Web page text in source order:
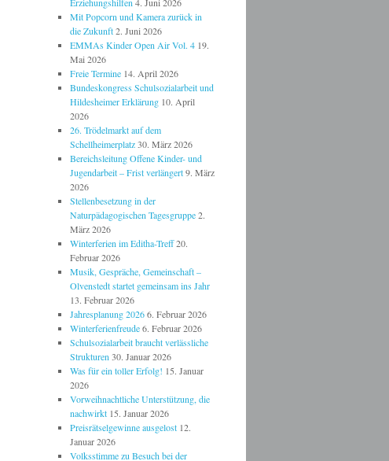
Erziehungshilfen 4. Juni 2026
Mit Popcorn und Kamera zurück in
die Zukunft 2. Juni 2026
EMMAs Kinder Open Air Vol. 4 19.
Mai 2026
Freie Termine 14. April 2026
Bundeskongress Schulsozialarbeit und
Hildesheimer Erklärung 10. April
2026
26. Trödelmarkt auf dem
Schellheimerplatz 30. März 2026
Bereichsleitung Offene Kinder- und
Jugendarbeit – Frist verlängert 9. März
2026
Stellenbesetzung in der
Naturpädagogischen Tagesgruppe 2.
März 2026
Winterferien im Editha-Treff 20.
Februar 2026
Musik, Gespräche, Gemeinschaft –
Olvenstedt startet gemeinsam ins Jahr
13. Februar 2026
Jahresplanung 2026 6. Februar 2026
Winterferienfreude 6. Februar 2026
Schulsozialarbeit braucht verlässliche
Strukturen 30. Januar 2026
Was für ein toller Erfolg! 15. Januar
2026
Vorweihnachtliche Unterstützung, die
nachwirkt 15. Januar 2026
Preisrätselgewinne ausgelost 12.
Januar 2026
Volksstimme zu Besuch bei der